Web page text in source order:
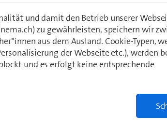
und damit den Betrieb unserer
zu gewährleisten, speichern wir
aus dem Ausland. Cookie-Typen,
der Webseite etc.), werden
und es erfolgt keine entsprechende